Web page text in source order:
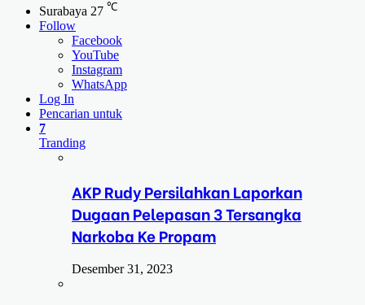
Surabaya 27 ℃
Follow
Facebook
YouTube
Instagram
WhatsApp
Log In
Pencarian untuk
7
Tranding
AKP Rudy Persilahkan Laporkan
Dugaan Pelepasan 3 Tersangka
Narkoba Ke Propam
Desember 31, 2023